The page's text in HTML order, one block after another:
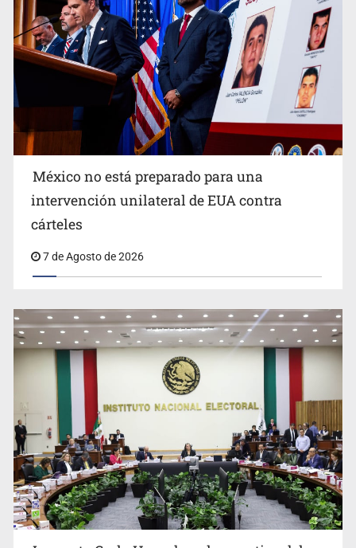
Desapariciones en Jalisco, con complicidad de policías,
México no está preparado para una
intervención unilateral de EUA contra
cárteles
7 de Agosto de 2026